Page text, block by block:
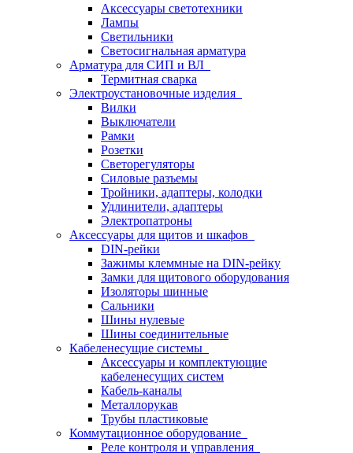
Аксессуары светотехники
Лампы
Светильники
Светосигнальная арматура
Арматура для СИП и ВЛ
Термитная сварка
Электроустановочные изделия
Вилки
Выключатели
Рамки
Розетки
Светорегуляторы
Силовые разъемы
Тройники, адаптеры, колодки
Удлинители, адаптеры
Электропатроны
Аксессуары для щитов и шкафов
DIN-рейки
Зажимы клеммные на DIN-рейку
Замки для щитового оборудования
Изоляторы шинные
Сальники
Шины нулевые
Шины соединительные
Кабеленесущие системы
Аксессуары и комплектующие
кабеленесущих систем
Кабель-каналы
Металлорукав
Трубы пластиковые
Коммутационное оборудование
Реле контроля и управления